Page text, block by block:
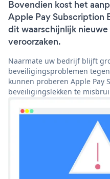
Bovendien kost het
Apple Pay Subscription
dit waarschijnlijk
veroorzaken.
Naarmate uw bedrijf blijft
beveiligingsproblemen
kunnen proberen Apple Pay
beveiligingslekken te